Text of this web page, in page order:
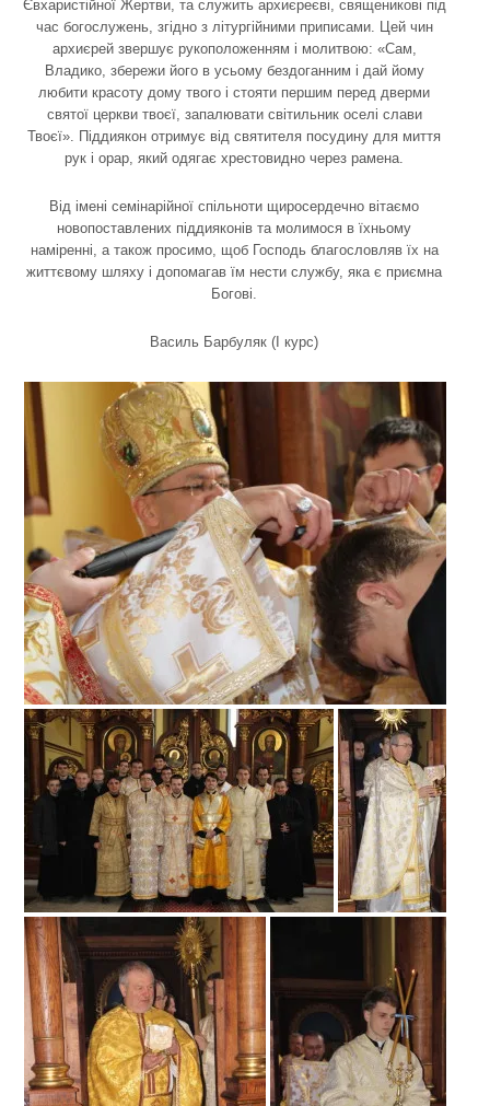
Євхаристійної Жертви, та служить архиєреєві, священикові під
час богослужень, згідно з літургійними приписами. Цей чин
архиєрей звершує рукоположенням і молитвою: «Сам,
Владико, збережи його в усьому бездоганним і дай йому
любити красоту дому твого і стояти першим перед дверми
святої церкви твоєї, запалювати світильник оселі слави
Твоєї». Піддиякон отримує від святителя посудину для миття
рук і орар, який одягає хрестовидно через рамена.
Від імені семінарійної спільноти щиросердечно вітаємо
новопоставлених піддияконів та молимося в їхньому
наміренні, а також просимо, щоб Господь благословляв їх на
життєвому шляху і допомагав їм нести службу, яка є приємна
Богові.
Василь Барбуляк (І курс)